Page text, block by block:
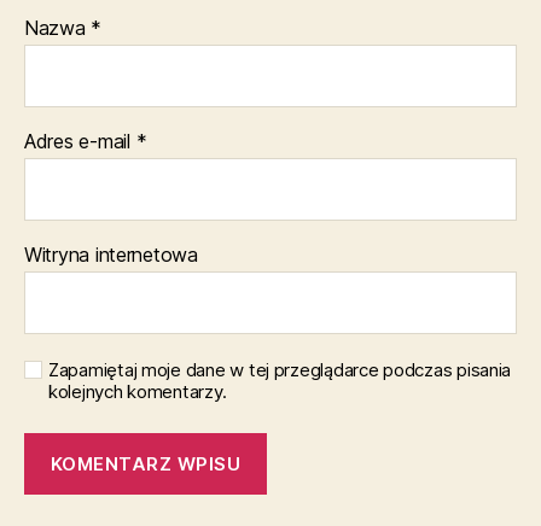
Nazwa *
Adres e-mail *
Witryna internetowa
Zapamiętaj moje dane w tej przeglądarce podczas pisania
kolejnych komentarzy.